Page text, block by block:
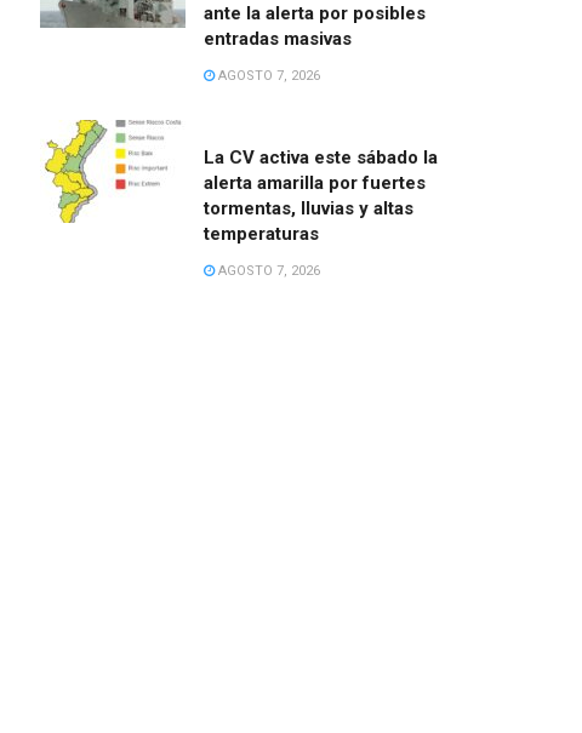
ante la alerta por posibles
entradas masivas
AGOSTO 7, 2026
La CV activa este sábado la
alerta amarilla por fuertes
tormentas, lluvias y altas
temperaturas
AGOSTO 7, 2026